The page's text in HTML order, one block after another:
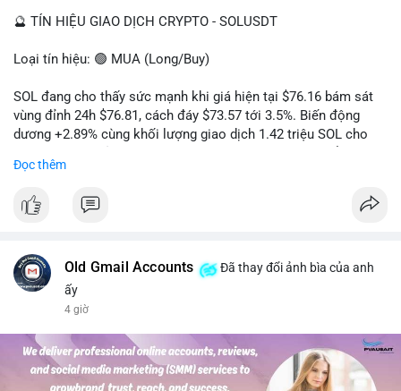
🔮 TÍN HIỆU GIAO DỊCH CRYPTO - SOLUSDT
Loại tín hiệu: 🟢 MUA (Long/Buy)
SOL đang cho thấy sức mạnh khi giá hiện tại $76.16 bám sát
vùng đỉnh 24h $76.81, cách đáy $73.57 tới 3.5%. Biến động
dương +2.89% cùng khối lượng giao dịch 1.42 triệu SOL cho
hoàn toàn nhịp điều chỉnh.
Khuyến nghị giao dịch cụ thể:
- Mục tiêu chốt lời: TP1: 77.50, TP2: 78.80
- Cắt lỗ: 74.90 (dưới vùng hỗ trợ gần nhất)
chốt 50% vị thế tại TP1 và dời stop loss về điểm hòa vốn.
#solusdt #longsol #vung76 #breakoutsol #lenhmuasol
Đọc thêm
Old Gmail Accounts
Đã thay đổi ảnh bìa của anh
ấy
4 giờ